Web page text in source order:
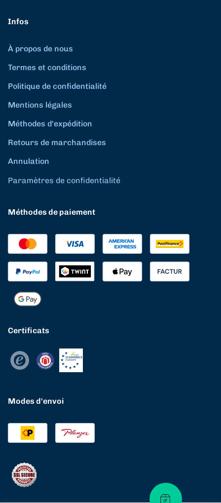
Infos
À propos de nous
Termes et conditions
Politique de confidentialité
Mentions légales
Méthodes d'expédition
Retours de marchandises
Annulation
Paramètres de confidentialité
Méthodes de paiement
Certificats
Modes d'envoi